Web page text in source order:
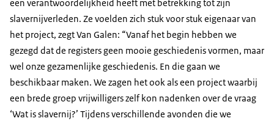
een verantwoordelijkheid heeft met betrekking tot zijn
slavernijverleden. Ze voelden zich stuk voor stuk eigenaar van
het project, zegt Van Galen: “Vanaf het begin hebben we
gezegd dat de registers geen mooie geschiedenis vormen, maar
wel onze gezamenlijke geschiedenis. En die gaan we
beschikbaar maken. We zagen het ook als een project waarbij
een brede groep vrijwilligers zelf kon nadenken over de vraag
‘Wat is slavernij?’ Tijdens verschillende avonden die we